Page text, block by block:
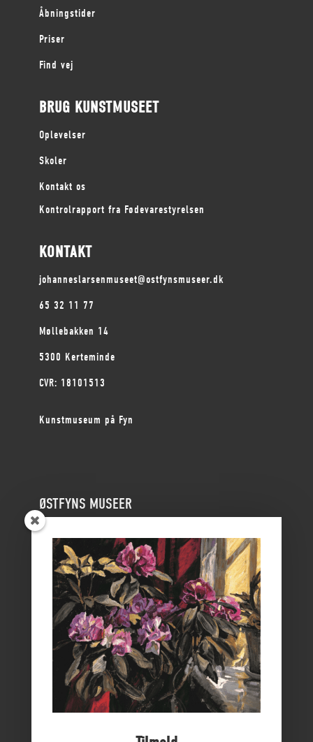
Åbningstider
Priser
Find vej
BRUG KUNSTMUSEET
Oplevelser
Skoler
Kontakt os
Kontrolrapport fra Fødevarestyrelsen
KONTAKT
johanneslarsenmuseet@ostfynsmuseer.dk
65 32 11 77
Møllebakken 14
5300 Kerteminde
CVR: 18101513
Kunstmuseum på Fyn
ØSTFYNS MUSEER
Vikingemuseet Ladby
Nyborg Slot
Borgmestergården
Farvergården
Høkeren
Kerteminde Byhistoriske Arkiv
Dyrehave Mølle